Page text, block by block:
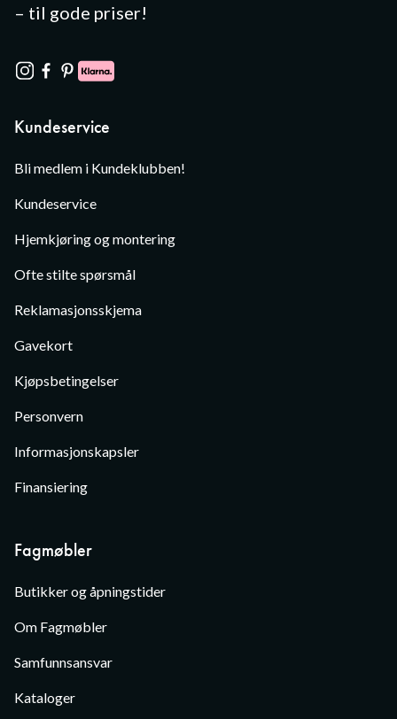
– til gode priser!
Kundeservice
Bli medlem i Kundeklubben!
Kundeservice
Hjemkjøring og montering
Ofte stilte spørsmål
Reklamasjonsskjema
Gavekort
Kjøpsbetingelser
Personvern
Informasjonskapsler
Finansiering
Fagmøbler
Butikker og åpningstider
Om Fagmøbler
Samfunnsansvar
Kataloger